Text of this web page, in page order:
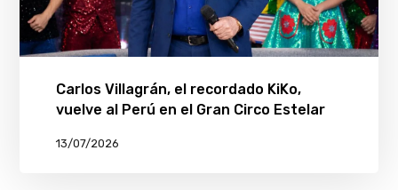
Carlos Villagrán, el recordado KiKo,
vuelve al Perú en el Gran Circo Estelar
13/07/2026